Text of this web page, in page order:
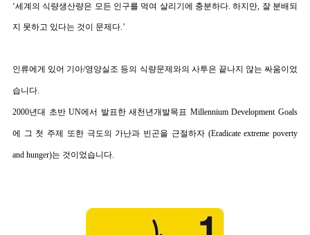
‘세계의 식량생산량은 모든 인구를 먹여 살리기에 충분하다.하지만, 잘 분배되
지 못하고 있다는 것이 문제다.’
인류에게 있어 기아/영양실조 등의 식량문제와의 사투은 끝나지 않는 싸움이었
습니다.
2000년대 초반UN에서 발표한새천년개발목표 Millennium Development Goals
에 그 첫 주제 또한 극도의 가난과 빈곤을 근절하자(Eradicate extreme poverty
and hunger)는 것이었습니다.